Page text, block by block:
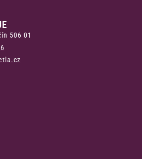
506 01